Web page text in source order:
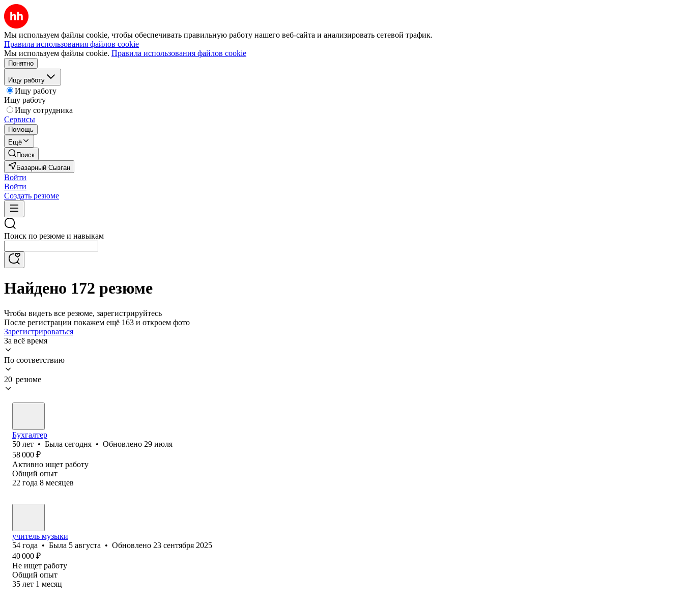
Мы используем файлы cookie, чтобы обеспечивать правильную работу нашего веб-сайта и анализировать сетевой трафик.
Правила использования файлов cookie
Мы используем файлы cookie. Правила использования файлов cookie
Понятно
Ищу работу
Ищу работу
Ищу работу
Ищу сотрудника
Сервисы
Помощь
Ещё
Поиск
Базарный Сызган
Войти
Войти
Создать резюме
Поиск по резюме и навыкам
Найдено 172 резюме
Чтобы видеть все резюме, зарегистрируйтесь
После регистрации покажем ещё 163 и откроем фото
Зарегистрироваться
За всё время
По соответствию
20 резюме
Бухгалтер
50 лет • Была сегодня • Обновлено 29 июля
58 000 ₽
Активно ищет работу
Общий опыт
22 года 8 месяцев
учитель музыки
54 года • Была 5 августа • Обновлено 23 сентября 2025
40 000 ₽
Не ищет работу
Общий опыт
35 лет 1 месяц